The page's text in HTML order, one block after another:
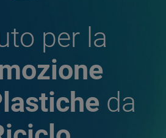
per la
da